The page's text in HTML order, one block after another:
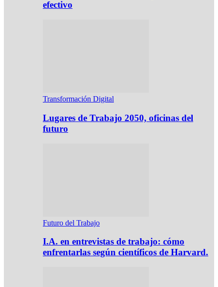
efectivo
Transformación Digital
Lugares de Trabajo 2050, oficinas del
futuro
Futuro del Trabajo
I.A. en entrevistas de trabajo: cómo
enfrentarlas según científicos de Harvard.